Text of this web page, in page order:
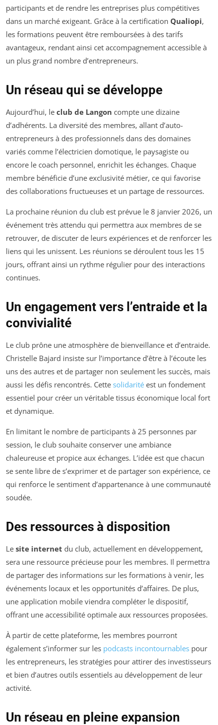
participants et de rendre les entreprises plus compétitives
dans un marché exigeant. Grâce à la certification Qualiopi,
les formations peuvent être remboursées à des tarifs
avantageux, rendant ainsi cet accompagnement accessible à
un plus grand nombre d’entrepreneurs.
Un réseau qui se développe
Aujourd’hui, le club de Langon compte une dizaine
d’adhérents. La diversité des membres, allant d’auto-
entrepreneurs à des professionnels dans des domaines
variés comme l’électricien domotique, le paysagiste ou
encore le coach personnel, enrichit les échanges. Chaque
membre bénéficie d’une exclusivité métier, ce qui favorise
des collaborations fructueuses et un partage de ressources.
La prochaine réunion du club est prévue le 8 janvier 2026, un
événement très attendu qui permettra aux membres de se
retrouver, de discuter de leurs expériences et de renforcer les
liens qui les unissent. Les réunions se déroulent tous les 15
jours, offrant ainsi un rythme régulier pour des interactions
continues.
Un engagement vers l’entraide et la
convivialité
Le club prône une atmosphère de bienveillance et d’entraide.
Christelle Bajard insiste sur l’importance d’être à l’écoute les
uns des autres et de partager non seulement les succès, mais
aussi les défis rencontrés. Cette solidarité est un fondement
essentiel pour créer un véritable tissus économique local fort
et dynamique.
En limitant le nombre de participants à 25 personnes par
session, le club souhaite conserver une ambiance
chaleureuse et propice aux échanges. L’idée est que chacun
se sente libre de s’exprimer et de partager son expérience, ce
qui renforce le sentiment d’appartenance à une communauté
soudée.
Des ressources à disposition
Le site internet du club, actuellement en développement,
sera une ressource précieuse pour les membres. Il permettra
de partager des informations sur les formations à venir, les
événements locaux et les opportunités d’affaires. De plus,
une application mobile viendra compléter le dispositif,
offrant une accessibilité optimale aux ressources proposées.
À partir de cette plateforme, les membres pourront
également s’informer sur les podcasts incontournables pour
les entrepreneurs, les stratégies pour attirer des investisseurs
et bien d’autres outils essentiels au développement de leur
activité.
Un réseau en pleine expansion